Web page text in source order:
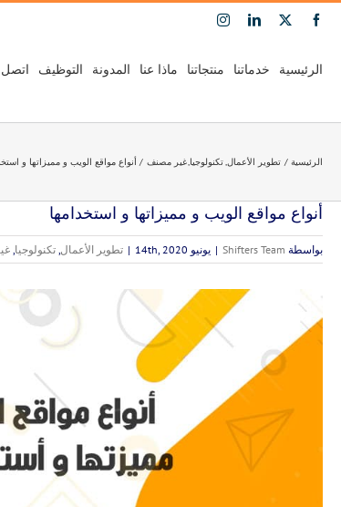
Skip
Facebook
X
LinkedIn
Instagram
الرئيسية خدماتنا منتجاتنا ماذا عنا المدونة التوظيف اتصل
الرئيسية تطوير الأعمال تكنولوجيا غير مصنف أنواع مواقع الويب و مميزاتها و
أنواع مواقع الويب و مميزاتها و استخدامها
بواسطة Shifters Team
| يونيو 14th, 2020 | تطوير الأعمال, تكنولوجيا,
مشاهدة
صورة